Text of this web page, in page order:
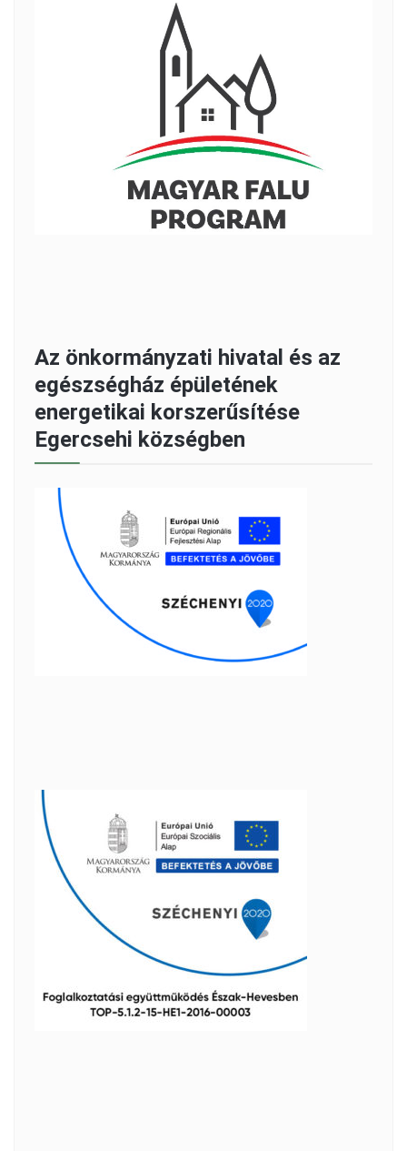
Az önkormányzati hivatal és az
egészségház épületének
energetikai korszerűsítése
Egercsehi községben